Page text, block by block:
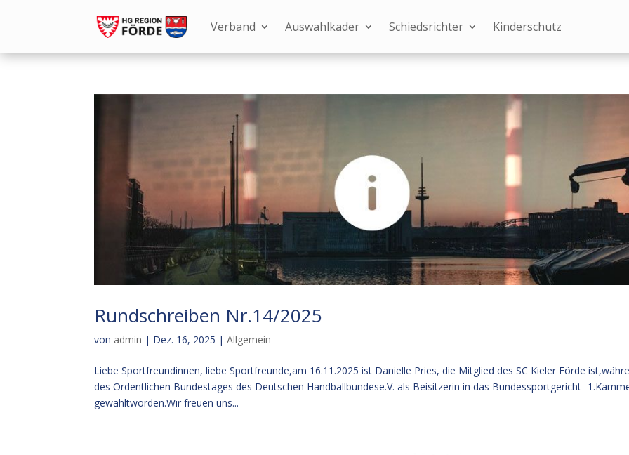
Verband Auswahlkader Schiedsrichter Kinderschutz
Rundschreiben Nr.14/2025
von admin | Dez. 16, 2025 |Allgemein
Liebe Sportfreundinnen, liebe Sportfreunde,am 16.11.2025 ist Danielle Pries, die Mitglied des SC Kieler Förde
des Ordentlichen Bundestages des Deutschen Handballbundese.V. als Beisitzerin in das Bundessportgericht -
gewähltworden.Wir freuen uns...